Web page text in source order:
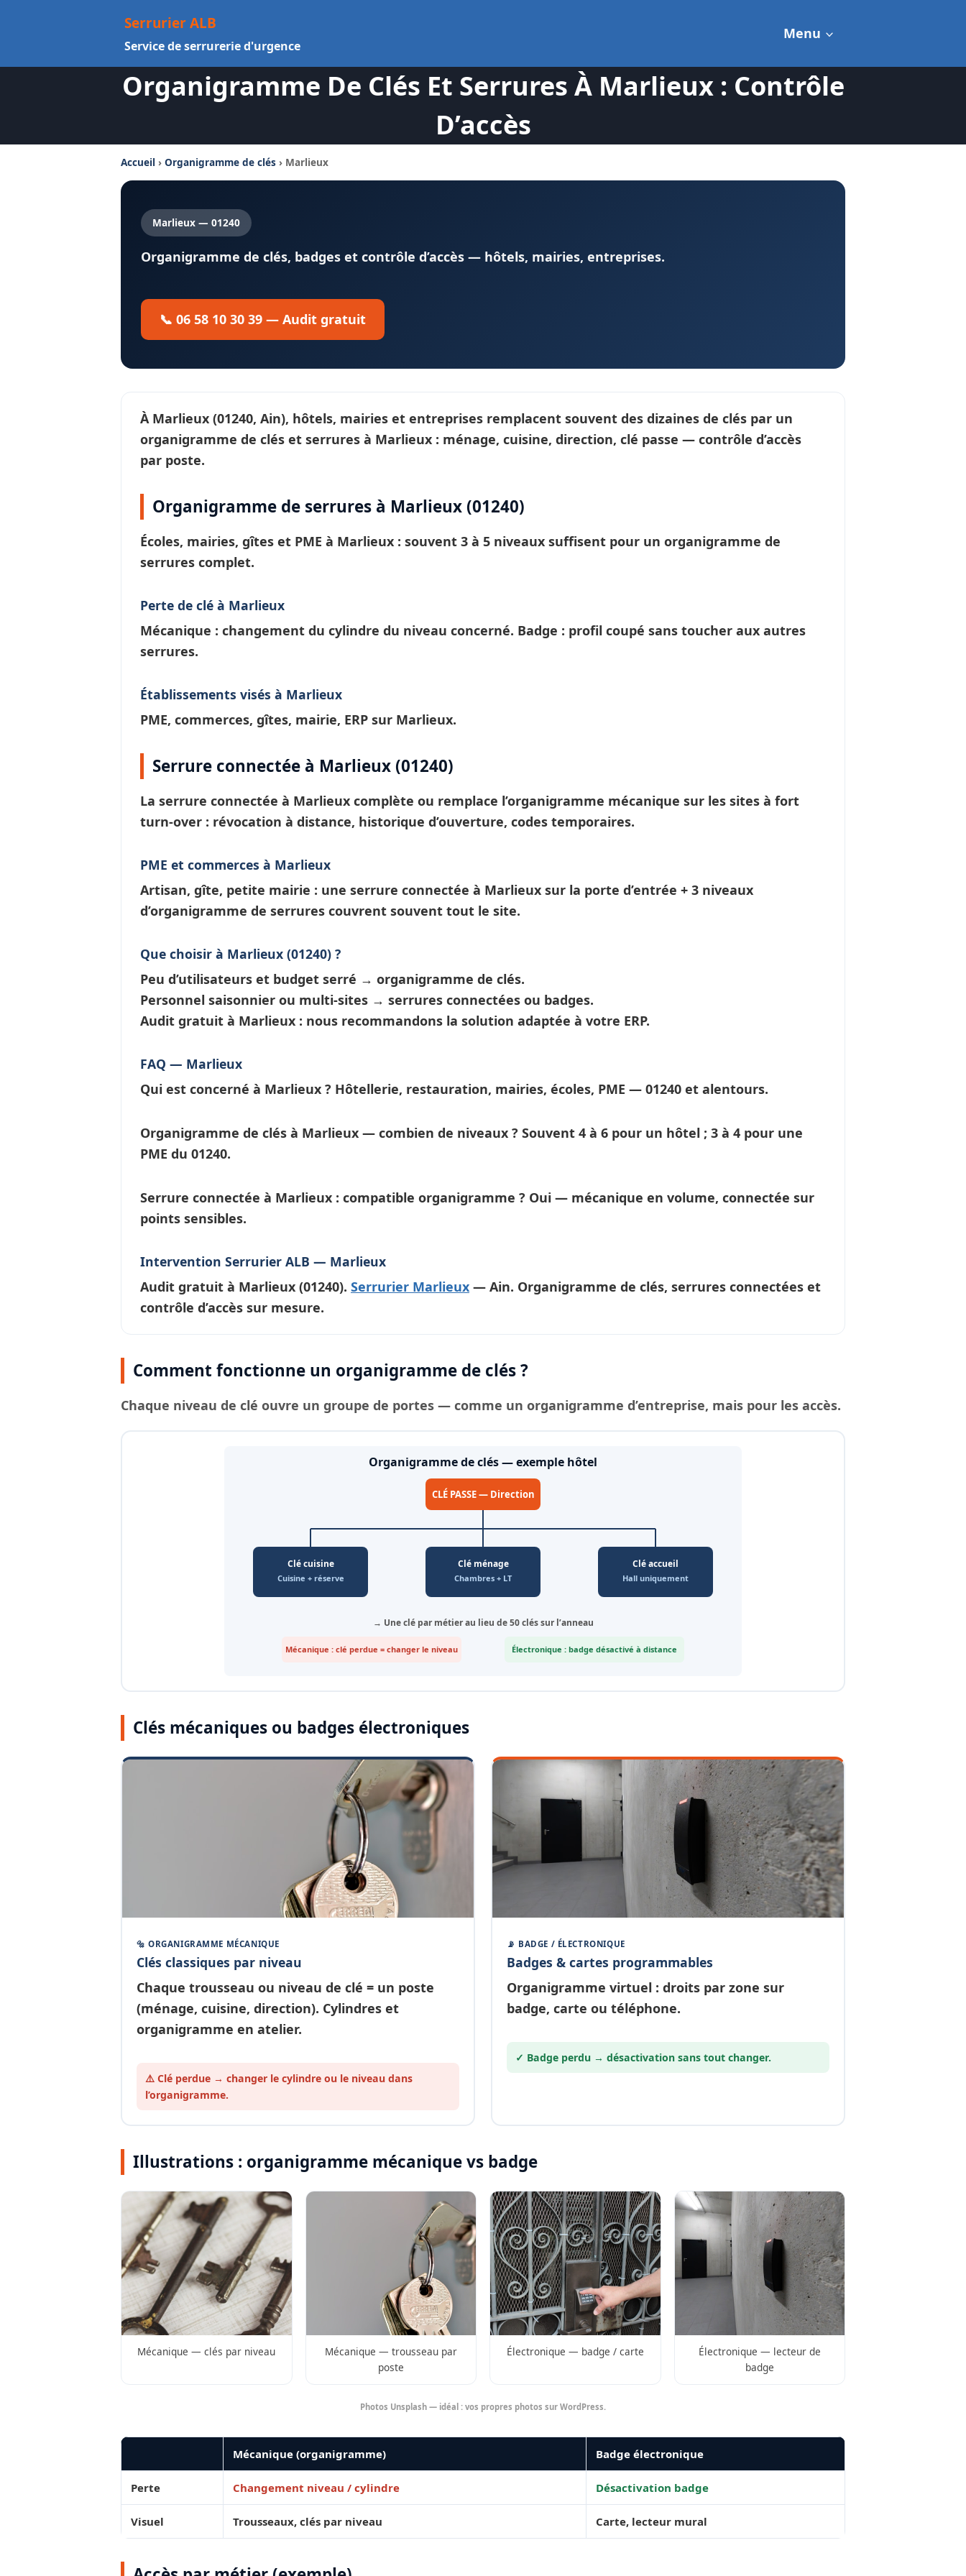
Serrurier ALB
Service de serrurerie d'urgence
Menu
Organigramme De Clés Et Serrures À Marlieux : Contrôle
D’accès
Accueil › Organigramme de clés › Marlieux
Marlieux — 01240
Organigramme de clés, badges et contrôle d’accès — hôtels, mairies, entreprises.
📞 06 58 10 30 39 — Audit gratuit
À Marlieux (01240, Ain), hôtels, mairies et entreprises remplacent souvent des dizaines de clés par un
organigramme de clés et serrures à Marlieux : ménage, cuisine, direction, clé passe — contrôle d’accès
par poste.
Organigramme de serrures à Marlieux (01240)
Écoles, mairies, gîtes et PME à Marlieux : souvent 3 à 5 niveaux suffisent pour un organigramme de
serrures complet.
Perte de clé à Marlieux
Mécanique : changement du cylindre du niveau concerné. Badge : profil coupé sans toucher aux autres
serrures.
Établissements visés à Marlieux
PME, commerces, gîtes, mairie, ERP sur Marlieux.
Serrure connectée à Marlieux (01240)
La serrure connectée à Marlieux complète ou remplace l’organigramme mécanique sur les sites à fort
turn-over : révocation à distance, historique d’ouverture, codes temporaires.
PME et commerces à Marlieux
Artisan, gîte, petite mairie : une serrure connectée à Marlieux sur la porte d’entrée + 3 niveaux
d’organigramme de serrures couvrent souvent tout le site.
Que choisir à Marlieux (01240) ?
Peu d’utilisateurs et budget serré → organigramme de clés.
Personnel saisonnier ou multi-sites → serrures connectées ou badges.
Audit gratuit à Marlieux : nous recommandons la solution adaptée à votre ERP.
FAQ — Marlieux
Qui est concerné à Marlieux ? Hôtellerie, restauration, mairies, écoles, PME — 01240 et alentours.
Organigramme de clés à Marlieux — combien de niveaux ? Souvent 4 à 6 pour un hôtel ; 3 à 4 pour une
PME du 01240.
Serrure connectée à Marlieux : compatible organigramme ? Oui — mécanique en volume, connectée sur
points sensibles.
Intervention Serrurier ALB — Marlieux
Audit gratuit à Marlieux (01240). Serrurier Marlieux — Ain. Organigramme de clés, serrures connectées et
contrôle d’accès sur mesure.
Comment fonctionne un organigramme de clés ?
Chaque niveau de clé ouvre un groupe de portes — comme un organigramme d’entreprise, mais pour les accès.
Organigramme de clés — exemple hôtel
CLÉ PASSE — Direction
Clé cuisine
Cuisine + réserve
Clé ménage
Chambres + LT
Clé accueil
Hall uniquement
→ Une clé par métier au lieu de 50 clés sur l’anneau
Mécanique : clé perdue = changer le niveau Électronique : badge désactivé à distance
Clés mécaniques ou badges électroniques
🔩 ORGANIGRAMME MÉCANIQUE
Clés classiques par niveau
Chaque trousseau ou niveau de clé = un poste
(ménage, cuisine, direction). Cylindres et
organigramme en atelier.
⚠️ Clé perdue → changer le cylindre ou le niveau dans
l’organigramme.
📡 BADGE / ÉLECTRONIQUE
Badges & cartes programmables
Organigramme virtuel : droits par zone sur
badge, carte ou téléphone.
✓ Badge perdu → désactivation sans tout changer.
Illustrations : organigramme mécanique vs badge
Mécanique — clés par niveau
Mécanique — trousseau par
poste
Électronique — badge / carte
Électronique — lecteur de
badge
Photos Unsplash — idéal : vos propres photos sur WordPress.
Mécanique (organigramme) Badge électronique
Perte Changement niveau / cylindre Désactivation badge
Visuel Trousseaux, clés par niveau Carte, lecteur mural